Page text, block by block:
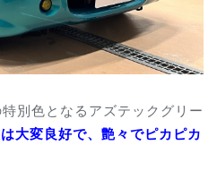
別色となるアズテックグリー
大変良好で、艶々でピカピカ